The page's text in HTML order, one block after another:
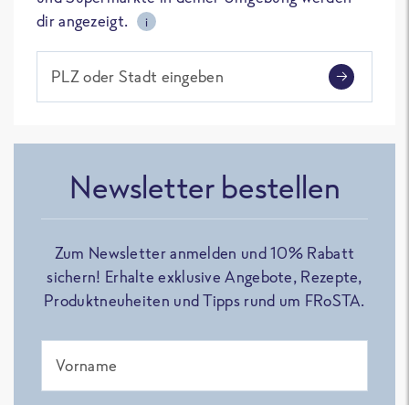
dir angezeigt.
i
PLZ oder Stadt eingeben
Newsletter bestellen
Zum Newsletter anmelden und 10% Rabatt
sichern! Erhalte exklusive Angebote, Rezepte,
Produktneuheiten und Tipps rund um FRoSTA.
Vorname